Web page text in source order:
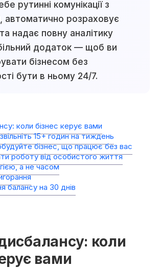
рутинні комунікації з
автоматично розраховує
надає повну аналітику
додаток — щоб ви
бізнесом без
бути в ньому 24/7.
коли бізнес керує вами
15+ годин на тиждень
бізнес, що працює без вас
роботу від особистого життя
а не часом
балансу на 30 днів
коли
вами